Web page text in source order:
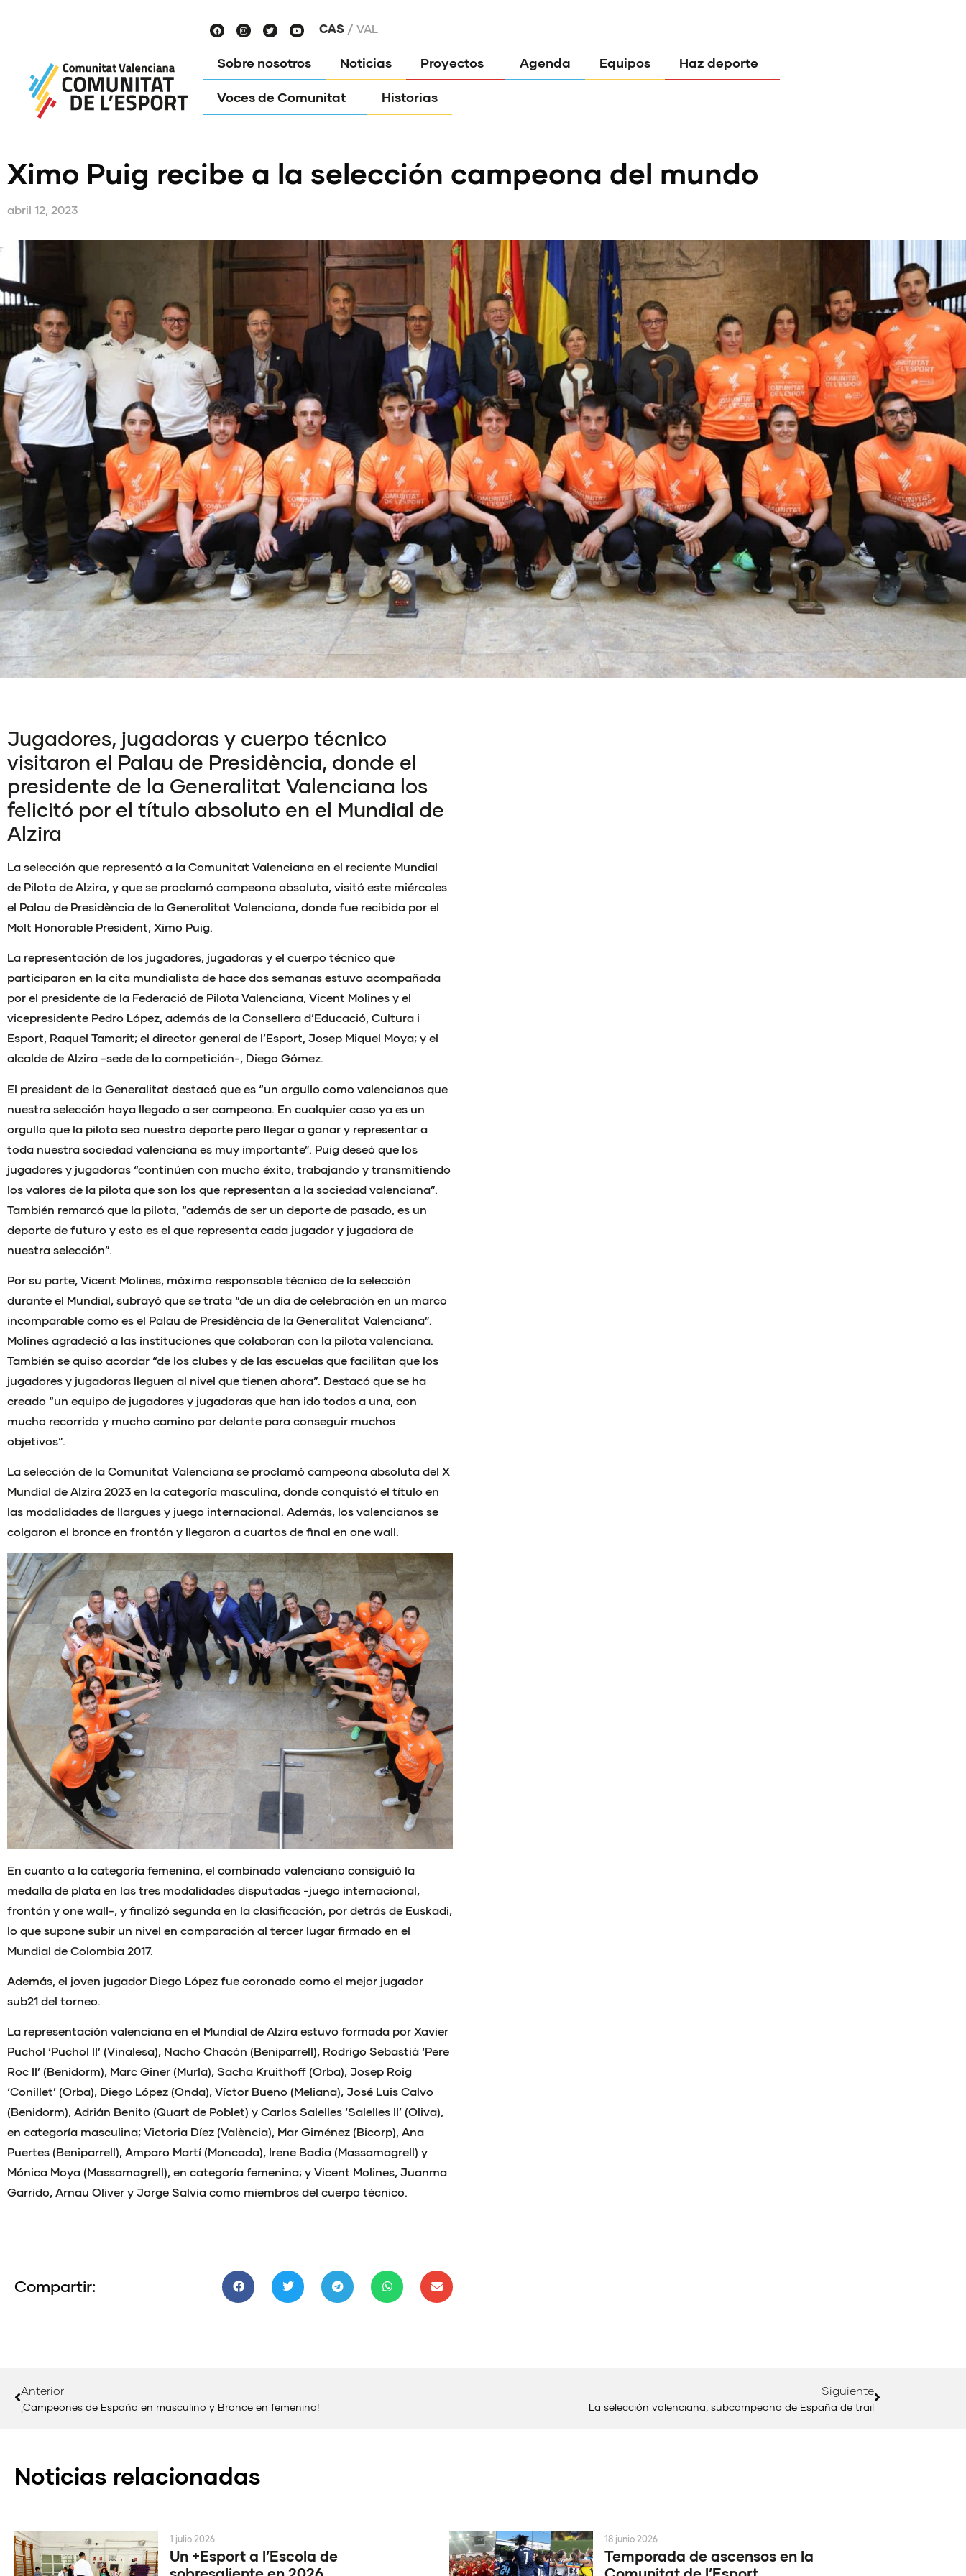
CAS VAL
Sobre nosotros Noticias Proyectos Agenda Equipos Haz deporte
Voces de Comunitat Historias
Ximo Puig recibe a la selección campeona del mundo
abril 12, 2023
Jugadores, jugadoras y cuerpo técnico
visitaron el Palau de Presidència, donde el
presidente de la Generalitat Valenciana los
felicitó por el título absoluto en el Mundial de
Alzira
La selección que representó a la Comunitat Valenciana en el reciente Mundial
de Pilota de Alzira, y que se proclamó campeona absoluta, visitó este miércoles
el Palau de Presidència de la Generalitat Valenciana, donde fue recibida por el
Molt Honorable President, Ximo Puig.
La representación de los jugadores, jugadoras y el cuerpo técnico que
participaron en la cita mundialista de hace dos semanas estuvo acompañada
por el presidente de la Federació de Pilota Valenciana, Vicent Molines y el
vicepresidente Pedro López, además de la Consellera d’Educació, Cultura i
Esport, Raquel Tamarit; el director general de l’Esport, Josep Miquel Moya; y el
alcalde de Alzira -sede de la competición-, Diego Gómez.
El president de la Generalitat destacó que es “un orgullo como valencianos que
nuestra selección haya llegado a ser campeona. En cualquier caso ya es un
orgullo que la pilota sea nuestro deporte pero llegar a ganar y representar a
toda nuestra sociedad valenciana es muy importante”. Puig deseó que los
jugadores y jugadoras “continúen con mucho éxito, trabajando y transmitiendo
los valores de la pilota que son los que representan a la sociedad valenciana”.
También remarcó que la pilota, “además de ser un deporte de pasado, es un
deporte de futuro y esto es el que representa cada jugador y jugadora de
nuestra selección”.
Por su parte, Vicent Molines, máximo responsable técnico de la selección
durante el Mundial, subrayó que se trata “de un día de celebración en un marco
incomparable como es el Palau de Presidència de la Generalitat Valenciana”.
Molines agradeció a las instituciones que colaboran con la pilota valenciana.
También se quiso acordar “de los clubes y de las escuelas que facilitan que los
jugadores y jugadoras lleguen al nivel que tienen ahora”. Destacó que se ha
creado “un equipo de jugadores y jugadoras que han ido todos a una, con
mucho recorrido y mucho camino por delante para conseguir muchos
objetivos”.
La selección de la Comunitat Valenciana se proclamó campeona absoluta del X
Mundial de Alzira 2023 en la categoría masculina, donde conquistó el título en
las modalidades de llargues y juego internacional. Además, los valencianos se
colgaron el bronce en frontón y llegaron a cuartos de final en one wall.
En cuanto a la categoría femenina, el combinado valenciano consiguió la
medalla de plata en las tres modalidades disputadas -juego internacional,
frontón y one wall-, y finalizó segunda en la clasificación, por detrás de Euskadi,
lo que supone subir un nivel en comparación al tercer lugar firmado en el
Mundial de Colombia 2017.
Además, el joven jugador Diego López fue coronado como el mejor jugador
sub21 del torneo.
La representación valenciana en el Mundial de Alzira estuvo formada por Xavier
Puchol ‘Puchol II’ (Vinalesa), Nacho Chacón (Beniparrell), Rodrigo Sebastià ‘Pere
Roc II’ (Benidorm), Marc Giner (Murla), Sacha Kruithoff (Orba), Josep Roig
‘Conillet’ (Orba), Diego López (Onda), Víctor Bueno (Meliana), José Luis Calvo
(Benidorm), Adrián Benito (Quart de Poblet) y Carlos Salelles ‘Salelles II’ (Oliva),
en categoría masculina; Victoria Díez (València), Mar Giménez (Bicorp), Ana
Puertes (Beniparrell), Amparo Martí (Moncada), Irene Badia (Massamagrell) y
Mónica Moya (Massamagrell), en categoría femenina; y Vicent Molines, Juanma
Garrido, Arnau Oliver y Jorge Salvia como miembros del cuerpo técnico.
Compartir:
Anterior
¡Campeones de España en masculino y Bronce en femenino!
Siguiente
La selección valenciana, subcampeona de España de trail
Noticias relacionadas
Un +Esport a l’Escola de
1 julio 2026
Temporada de ascensos en la
18 junio 2026